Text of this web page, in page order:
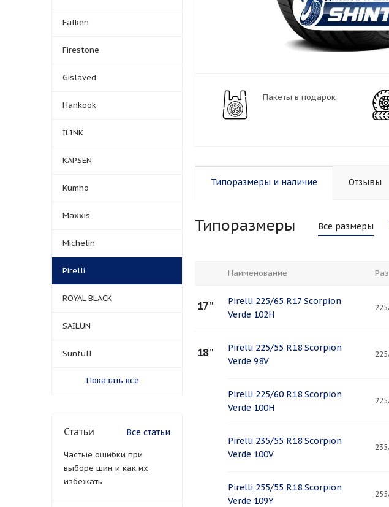
Пакеты в подарок
Типоразмеры и наличие Отзывы
Типоразмеры Все размеры
Наименование
17''
Pirelli 225/65 R17 Scorpion
Verde 102H
18''
Pirelli 225/55 R18 Scorpion
Verde 98V
Pirelli 225/60 R18 Scorpion
Verde 100H
Pirelli 235/55 R18 Scorpion
Verde 100V
Pirelli 255/55 R18 Scorpion
Verde 109Y
Falken
Firestone
Gislaved
Hankook
ILINK
KAPSEN
Kumho
Maxxis
Michelin
Pirelli
ROYAL BLACK
SAILUN
Sunfull
Показать все
Статьи Все статьи
Частые ошибки при
выборе шин и как их
избежать